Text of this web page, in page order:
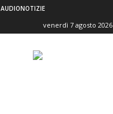
AUDIONOTIZIE
venerdì 7 agosto 2026